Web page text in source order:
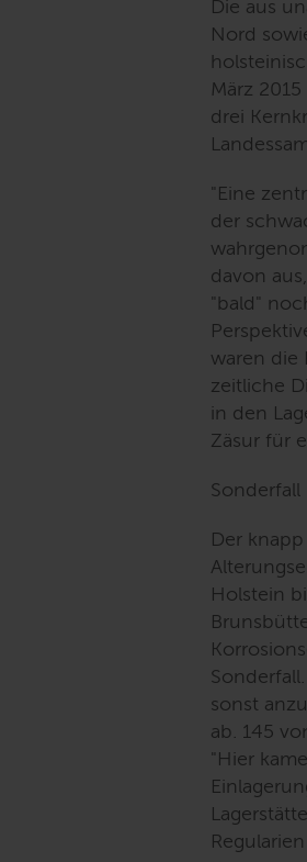
Die aus
Nord
März
drei
" Eine
der
davon
"bald"
waren die
zeitliche
in den
Zäsur für
Der
Holstein
Sonderfall.
sonst
ab. 145
" Hier